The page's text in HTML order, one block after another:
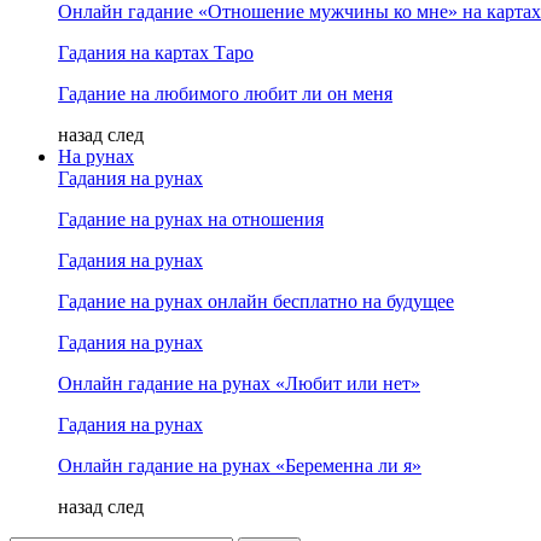
Онлайн гадание «Отношение мужчины ко мне» на
Гадания на картах Таро
Гадание на любимого любит ли он меня
назад след
На рунах
Гадания на рунах
Гадание на рунах на отношения
Гадания на рунах
Гадание на рунах онлайн бесплатно на будущее
Гадания на рунах
Онлайн гадание на рунах «Любит или нет»
Гадания на рунах
Онлайн гадание на рунах «Беременна ли я»
назад след